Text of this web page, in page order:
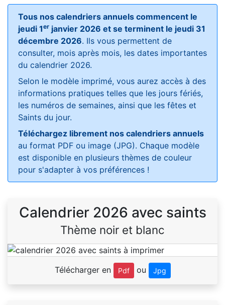
Tous nos calendriers annuels commencent le
jeudi 1er janvier 2026 et se terminent le jeudi 31
décembre 2026. Ils vous permettent de
consulter, mois après mois, les dates importantes
du calendrier 2026.
Selon le modèle imprimé, vous aurez accès à des
informations pratiques telles que les jours fériés,
les numéros de semaines, ainsi que les fêtes et
Saints du jour.
Téléchargez librement nos calendriers annuels
au format PDF ou image (JPG). Chaque modèle
est disponible en plusieurs thèmes de couleur
pour s'adapter à vos préférences !
Calendrier 2026 avec saints
Thème noir et blanc
Télécharger en Pdf ou Jpg